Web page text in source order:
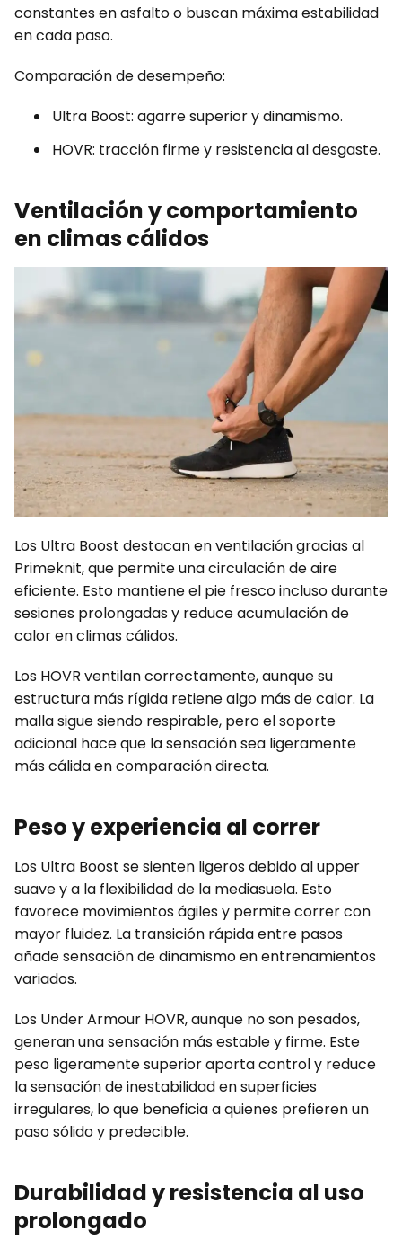
constantes en asfalto o buscan máxima estabilidad
en cada paso.
Comparación de desempeño:
Ultra Boost: agarre superior y dinamismo.
HOVR: tracción firme y resistencia al desgaste.
Ventilación y comportamiento
en climas cálidos
Los Ultra Boost destacan en ventilación gracias al
Primeknit, que permite una circulación de aire
eficiente. Esto mantiene el pie fresco incluso durante
sesiones prolongadas y reduce acumulación de
calor en climas cálidos.
Los HOVR ventilan correctamente, aunque su
estructura más rígida retiene algo más de calor. La
malla sigue siendo respirable, pero el soporte
adicional hace que la sensación sea ligeramente
más cálida en comparación directa.
Peso y experiencia al correr
Los Ultra Boost se sienten ligeros debido al upper
suave y a la flexibilidad de la mediasuela. Esto
favorece movimientos ágiles y permite correr con
mayor fluidez. La transición rápida entre pasos
añade sensación de dinamismo en entrenamientos
variados.
Los Under Armour HOVR, aunque no son pesados,
generan una sensación más estable y firme. Este
peso ligeramente superior aporta control y reduce
la sensación de inestabilidad en superficies
irregulares, lo que beneficia a quienes prefieren un
paso sólido y predecible.
Durabilidad y resistencia al uso
prolongado